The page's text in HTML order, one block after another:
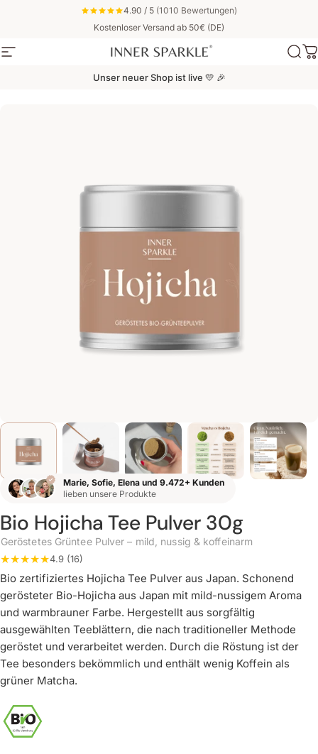
Direkt zum Inhalt 4.90 / 5 (1010 Bewertungen)
Kostenloser Versand ab 50€ (DE)
Seitennavigation Inner Sparkle
Unser neuer Shop ist live 💛 🎉
Marie, Sofie, Elena und 9.472+ Kunden
lieben unsere Produkte
Bio Hojicha Tee Pulver 30g
Geröstetes Grüntee Pulver – mild, nussig & koffeinarm
4.9 (16)
Bio zertifiziertes Hojicha Tee Pulver aus Japan. Schonend
gerösteter Bio-Hojicha aus Japan mit mild-nussigem Aroma
und warmbrauner Farbe. Hergestellt aus sorgfältig
ausgewählten Teeblättern, die nach traditioneller Methode
geröstet und verarbeitet werden. Durch die Röstung ist der
Tee besonders bekömmlich und enthält wenig Koffein als
grüner Matcha.